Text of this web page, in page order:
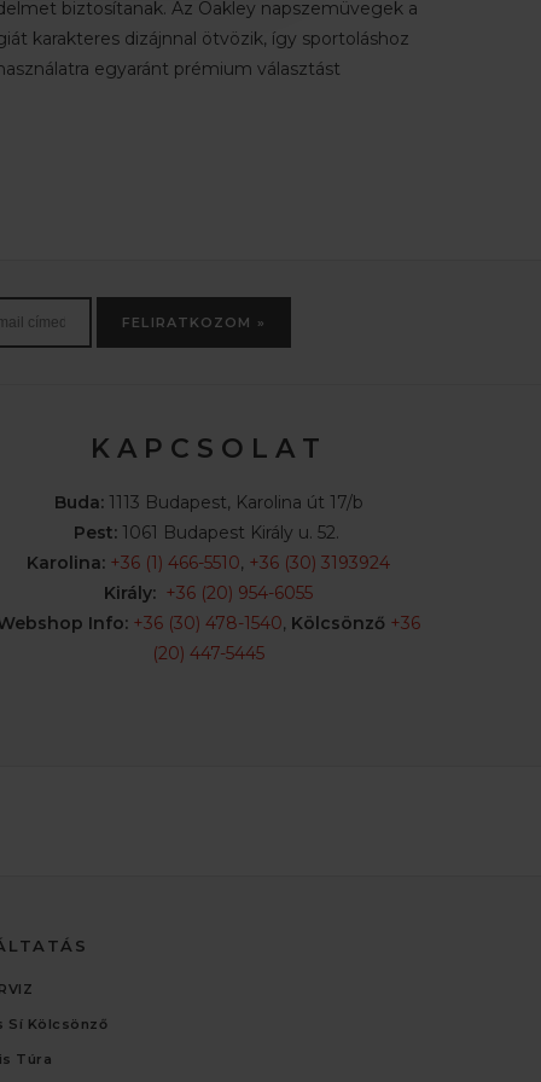
biztosítanak. Az Oakley napszemüvegek a
karakteres dizájnnal ötvözik, így sportoláshoz
egyaránt prémium választást
FELIRATKOZOM »
K A P C S O L A T
Buda:1113 Budapest, Karolina út 17/b
Pest:1061 Budapest Király u. 52.
Karolina: +36 (1) 466-5510, +36 (30) 3193924
Király: +36 (20) 954-6055
Info: +36 (30) 478-1540, Kölcsönző +36
(20) 447-5445
Sí Kölcsönző
Túra